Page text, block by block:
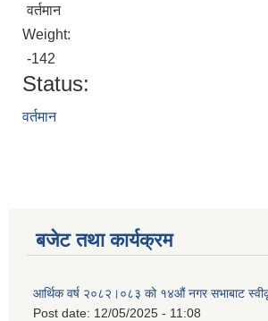
वर्तमान
Weight:
-142
Status:
वर्तमान
बजेट तथा कार्यक्रम
आर्थिक वर्ष २०८२।०८३ को १४औं नगर सभाबाट
Post date: 12/05/2025 - 11:08